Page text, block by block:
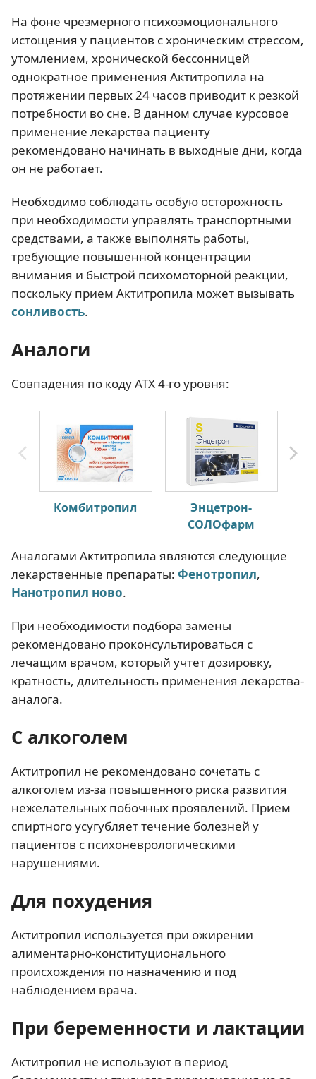
На фоне чрезмерного психоэмоционального
истощения у пациентов с хроническим стрессом,
утомлением, хронической бессонницей
однократное применения Актитропила на
протяжении первых 24 часов приводит к резкой
потребности во сне. В данном случае курсовое
применение лекарства пациенту
рекомендовано начинать в выходные дни, когда
он не работает.
Необходимо соблюдать особую осторожность
при необходимости управлять транспортными
средствами, а также выполнять работы,
требующие повышенной концентрации
внимания и быстрой психомоторной реакции,
поскольку прием Актитропила может вызывать
сонливость.
Аналоги
Совпадения по коду АТХ 4-го уровня:
Комбитропил
Энцетрон-
СОЛОфарм
Аналогами Актитропила являются следующие
лекарственные препараты: Фенотропил,
Нанотропил ново.
При необходимости подбора замены
рекомендовано проконсультироваться с
лечащим врачом, который учтет дозировку,
кратность, длительность применения лекарства-
аналога.
С алкоголем
Актитропил не рекомендовано сочетать с
алкоголем из-за повышенного риска развития
нежелательных побочных проявлений. Прием
спиртного усугубляет течение болезней у
пациентов с психоневрологическими
нарушениями.
Для похудения
Актитропил используется при ожирении
алиментарно-конституционального
происхождения по назначению и под
наблюдением врача.
При беременности и лактации
Актитропил не используют в период